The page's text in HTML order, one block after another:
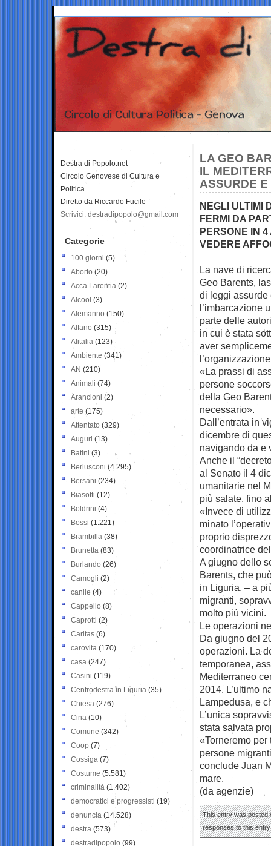
LA GEO
IL
ASSURDE
NEGLI ULTIMI
FERMI DA
PERSONE IN
VEDERE
La nave di
Geo Barents,
di leggi
l’imbarcazione
parte delle
in cui è stata
aver
«La prassi di
persone
della Geo
necessario».
Dall’entrata in
dicembre di
navigando da e
Anche il
al Senato il 4
umanitarie nel
più salate, fino
«Invece di
minato
proprio
coordinatrice
A giugno dello
Barents, che
in Liguria, – a
migranti,
molto più vicini.
Le operazioni
Da giugno del
operazioni. La
temporanea,
Mediterraneo
2014. L’ultimo
Lampedusa, e
L’unica
stata salvata
«Torneremo
persone
conclude Juan
mare.
(da agenzie)
This entry was posted
responses to this
Destra di Popolo.net
Circolo Genovese di Cultura e
Politica
Diretto da Riccardo Fucile
Scrivici: destradipopolo@gmail.com
Categorie
100 giorni (5)
Aborto (20)
Acca Larentia (2)
Alcool (3)
Alemanno (150)
Alfano (315)
Alitalia (123)
Ambiente (341)
AN (210)
Animali (74)
Arancioni (2)
arte (175)
Attentato (329)
Auguri (13)
Batini (3)
Berlusconi (4.295)
Bersani (234)
Biasotti (12)
Boldrini (4)
Bossi (1.221)
Brambilla (38)
Brunetta (83)
Burlando (26)
Camogli (2)
canile (4)
Cappello (8)
Caprotti (2)
Caritas (6)
carovita (170)
casa (247)
Casini (119)
Centrodestra in Liguria (35)
Chiesa (276)
Cina (10)
Comune (342)
Coop (7)
Cossiga (7)
Costume (5.581)
criminalità (1.402)
democratici e progressisti (19)
denuncia (14.528)
destra (573)
destradipopolo (99)